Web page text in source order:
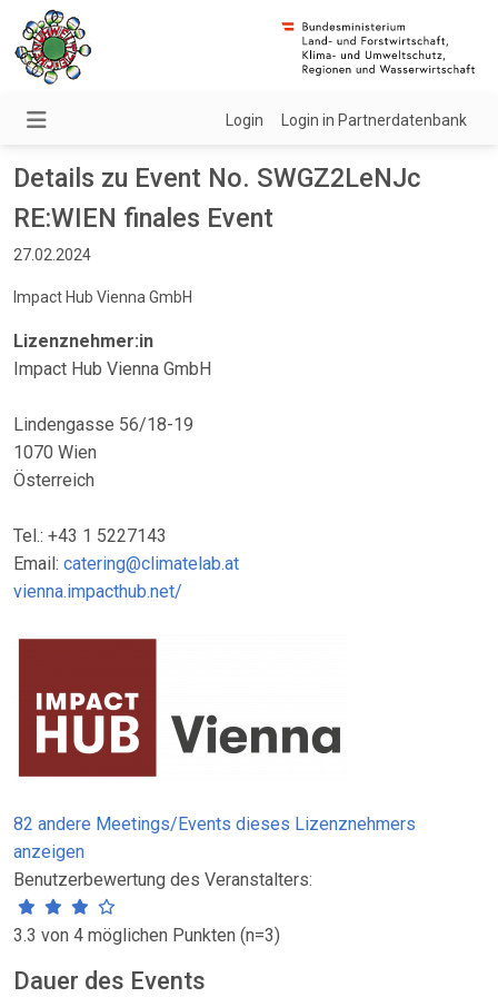
Login Login in Partnerdatenbank
Details zu Event No. SWGZ2LeNJc
RE:WIEN finales Event
27.02.2024
Impact Hub Vienna GmbH
Lizenznehmer:in
Impact Hub Vienna GmbH
Lindengasse 56/18-19
1070 Wien
Österreich
Tel.: +43 1 5227143
Email: catering@climatelab.at
vienna.impacthub.net/
82 andere Meetings/Events dieses Lizenznehmers
anzeigen
Benutzerbewertung des Veranstalters:
3.3 von 4 möglichen Punkten (n=3)
Dauer des Events